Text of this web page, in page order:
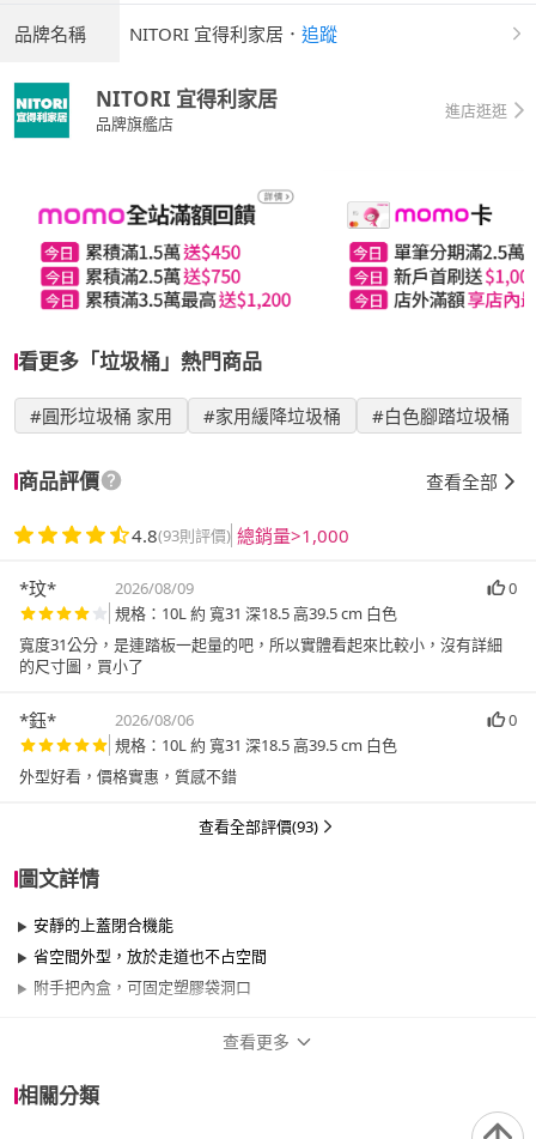
品牌名稱 NITORI 宜得利家居 ． 追蹤
NITORI 宜得利家居
品牌旗艦店
進店逛逛
看更多「垃圾桶」熱門商品
#圓形垃圾桶 家用 #家用緩降垃圾桶 #白色腳踏垃圾桶
商品評價 查看全部
4.8(93則評價) 總銷量>1,000
*玟* 2026/08/09
0
規格：10L 約 寬31 深18.5 高39.5 cm 白色
寬度31公分，是連踏板一起量的吧，所以實體看起來比較小，沒有詳細
的尺寸圖，買小了
*鈺* 2026/08/06
0
規格：10L 約 寬31 深18.5 高39.5 cm 白色
外型好看，價格實惠，質感不錯
查看全部評價(93)
圖文詳情
安靜的上蓋閉合機能
省空間外型，放於走道也不占空間
附手把內盒，可固定塑膠袋洞口
查看更多
相關分類